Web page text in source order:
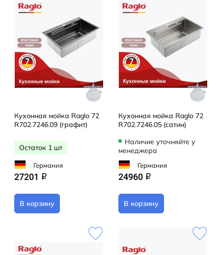
Кухонная мойка Raglo 72
R702.7246.09 (графит)
Остаток 1 шт
Германия
27201 q
В корзину
Кухонная мойка Raglo 72
R702.7246.05 (сатин)
Наличие уточняйте у
менеджера
Германия
24960 q
В корзину